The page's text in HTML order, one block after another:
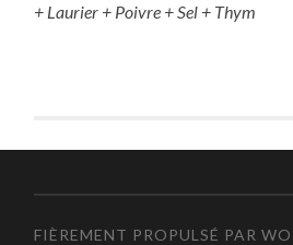
+ Laurier + Poivre + Sel + Thym
FIÈREMENT PROPULSÉ PAR